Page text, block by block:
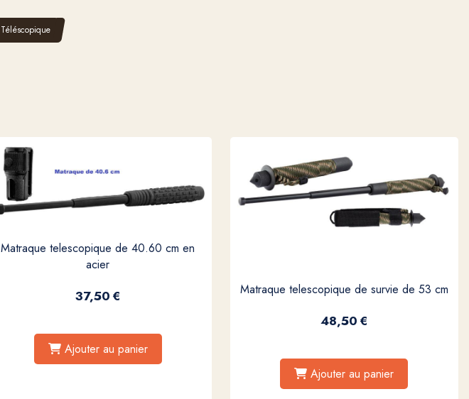
Téléscopique
Matraque telescopique de 40.60 cm en
acier
37,50€
Ajouter au panier
Matraque telescopique de survie de 53 cm
48,50€
Ajouter au panier